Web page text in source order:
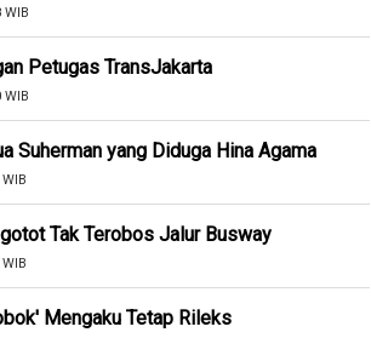
Petugas TransJakarta
Suherman yang Diduga Hina Agama
Tak Terobos Jalur Busway
Mengaku Tetap Rileks